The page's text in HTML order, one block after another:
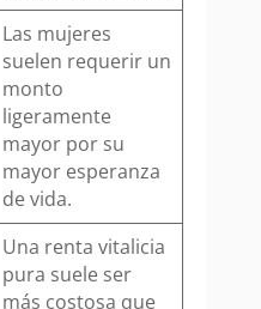
Las mujeres
suelen requerir un
monto
ligeramente
mayor por su
mayor esperanza
de vida.
Una renta vitalicia
pura suele ser
más costosa que